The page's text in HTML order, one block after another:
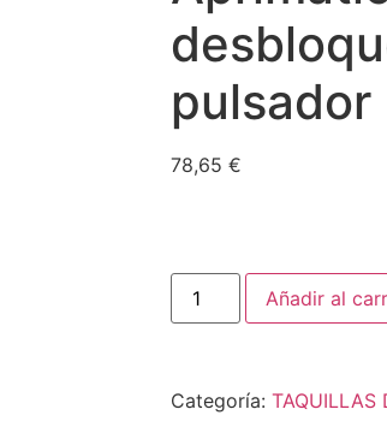
pulsador
78,65 €
Añadir al
Categoría: TAQUILLAS